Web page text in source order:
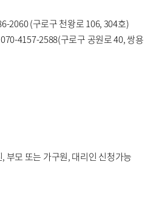
2060 (구로구 천왕로 106, 304호)
4157-2588(구로구 공원로 40, 쌍용
부모 또는 가구원, 대리인 신청가능